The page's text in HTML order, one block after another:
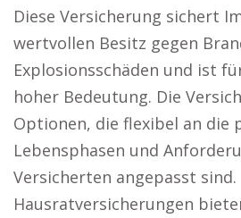
Diese Versicherung sichert
wertvollen Besitz gegen
Explosionsschäden und ist
hoher Bedeutung. Die
Optionen, die flexibel an die
Lebensphasen und
Versicherten angepasst sind.
Hausratversicherungen